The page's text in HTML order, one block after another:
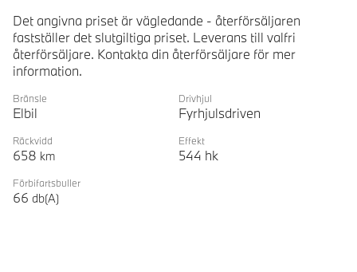
Det angivna priset är vägledande - återförsäljaren
fastställer det slutgiltiga priset. Leverans till valfri
återförsäljare. Kontakta din återförsäljare för mer
information.
Bränsle
Elbil
Drivhjul
Fyrhjulsdriven
Räckvidd
658 km
Effekt
544 hk
Förbifartsbuller
66 db(A)